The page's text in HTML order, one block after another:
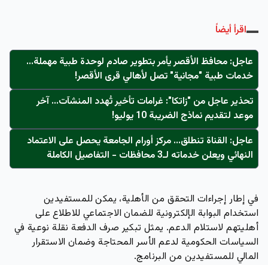
اقرأ أيضاً
عاجل: محافظ الأقصر يأمر بتطوير صادم لوحدة طبية مهملة...
خدمات طبية "مجانية" تصل لأهالي قرى الأقصر!
تحذير عاجل من "زاتكا": غرامات تأخير تُهدد المنشآت… آخر
موعد لتقديم نماذج الضريبة 10 يوليو!
عاجل: القناة تنطلق... مركز أورام الجامعة يحصل على الاعتماد
النهائي ويعلن خدماته لـ3 محافظات - التفاصيل الكاملة
في إطار إجراءات التحقق من الأهلية، يمكن للمستفيدين
استخدام البوابة الإلكترونية للضمان الاجتماعي للاطلاع على
أهليتهم لاستلام الدعم. يمثل تبكير صرف الدفعة نقلة نوعية في
السياسات الحكومية لدعم الأسر المحتاجة وضمان الاستقرار
المالي للمستفيدين من البرنامج.